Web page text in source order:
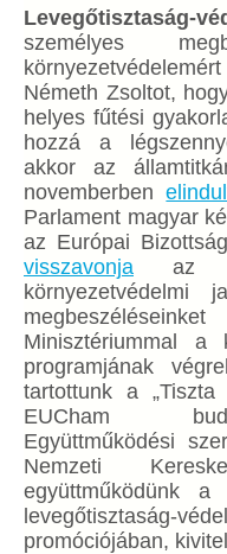
Levegőtisztaság-
személyes
Németh Zsoltot,
helyes fűtési
hozzá a
akkor az
novemberben
Parlament magyar
az Európai
visszavonja az
környezetvédelmi
Minisztériummal a
programjának
tartottunk a „Tiszta
EUCham
Együttműködési
Nemzeti
együttműködünk a
levegőtisztaság-
promóciójában,